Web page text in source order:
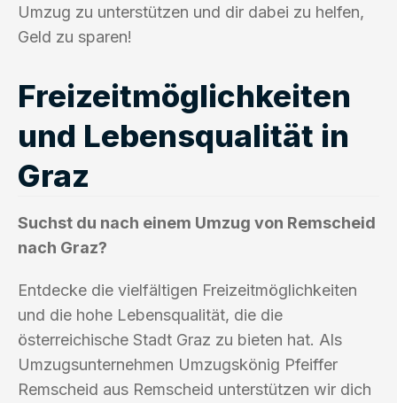
Umzug zu unterstützen und dir dabei zu helfen,
Geld zu sparen!
Freizeitmöglichkeiten
und Lebensqualität in
Graz
Suchst du nach einem Umzug von Remscheid
nach Graz?
Entdecke die vielfältigen Freizeitmöglichkeiten
und die hohe Lebensqualität, die die
österreichische Stadt Graz zu bieten hat. Als
Umzugsunternehmen Umzugskönig Pfeiffer
Remscheid aus Remscheid unterstützen wir dich